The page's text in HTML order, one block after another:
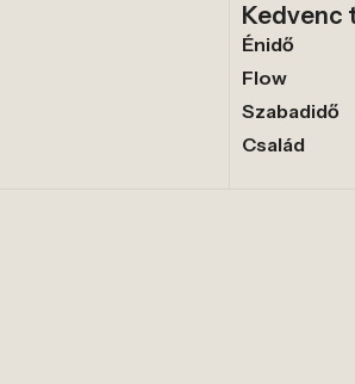
Kedvenc
Énidő
Flow
Szabadidő
Család